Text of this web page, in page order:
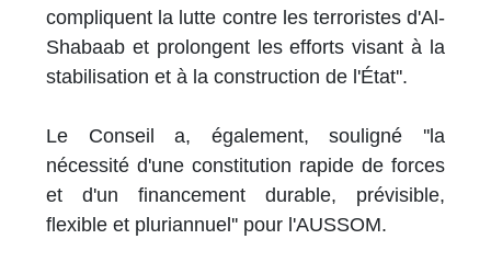
compliquent la lutte contre les terroristes d'Al-
Shabaab et prolongent les efforts visant à la
stabilisation et à la construction de l'État''.
Le Conseil a, également, souligné ''la
nécessité d'une constitution rapide de forces
et d'un financement durable, prévisible,
flexible et pluriannuel'' pour l'AUSSOM.